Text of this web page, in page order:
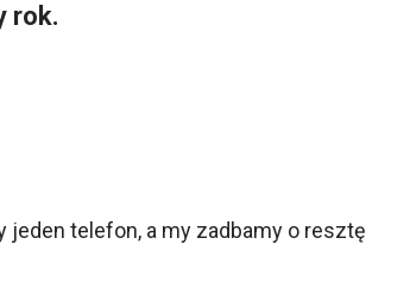
rok.
telefon, a my zadbamy o resztę